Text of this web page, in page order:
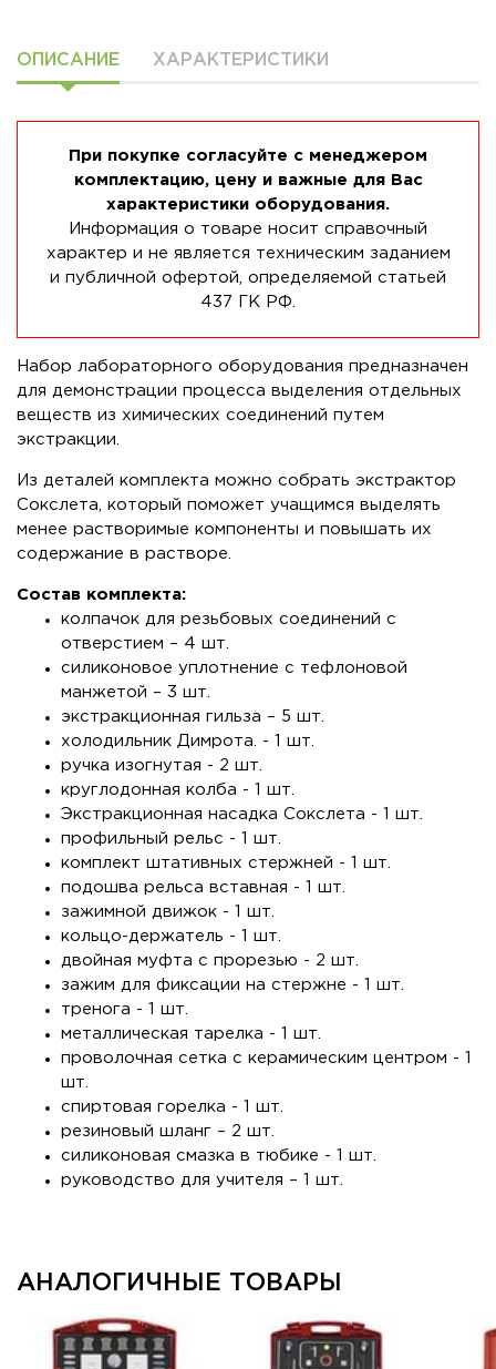
ОПИСАНИЕ ХАРАКТЕРИСТИКИ
При покупке согласуйте с менеджером
комплектацию, цену и важные для Вас
характеристики оборудования.
Информация о товаре носит справочный
характер и не является техническим заданием
и публичной офертой, определяемой статьей
437 ГК РФ.
Набор лабораторного оборудования предназначен
для демонстрации процесса выделения отдельных
веществ из химических соединений путем
экстракции.
Из деталей комплекта можно собрать экстрактор
Сокслета, который поможет учащимся выделять
менее растворимые компоненты и повышать их
содержание в растворе.
Состав комплекта:
колпачок для резьбовых соединений с
отверстием – 4 шт.
силиконовое уплотнение с тефлоновой
манжетой – 3 шт.
экстракционная гильза – 5 шт.
холодильник Димрота. - 1 шт.
ручка изогнутая - 2 шт.
круглодонная колба - 1 шт.
Экстракционная насадка Сокслета - 1 шт.
профильный рельс - 1 шт.
комплект штативных стержней - 1 шт.
подошва рельса вставная - 1 шт.
зажимной движок - 1 шт.
кольцо-держатель - 1 шт.
двойная муфта с прорезью - 2 шт.
зажим для фиксации на стержне - 1 шт.
тренога - 1 шт.
металлическая тарелка - 1 шт.
проволочная сетка с керамическим центром - 1
шт.
спиртовая горелка - 1 шт.
резиновый шланг – 2 шт.
силиконовая смазка в тюбике - 1 шт.
руководство для учителя – 1 шт.
АНАЛОГИЧНЫЕ ТОВАРЫ